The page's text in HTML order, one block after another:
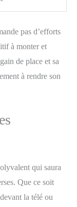
monter votre
! Ce
à l’emploi.
le, placez-le
et profitez
de son
ce
leur espace
pas d’efforts
à monter et
de place et sa
à rendre son
qui saura
Que ce soit
la télé ou